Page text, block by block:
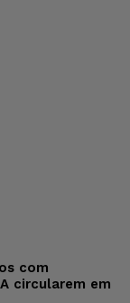
com
circularem em